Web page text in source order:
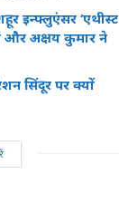
इन्फ्लुएंसर ‘एथीस्ट
और अक्षय कुमार ने
सिंदूर पर क्यों